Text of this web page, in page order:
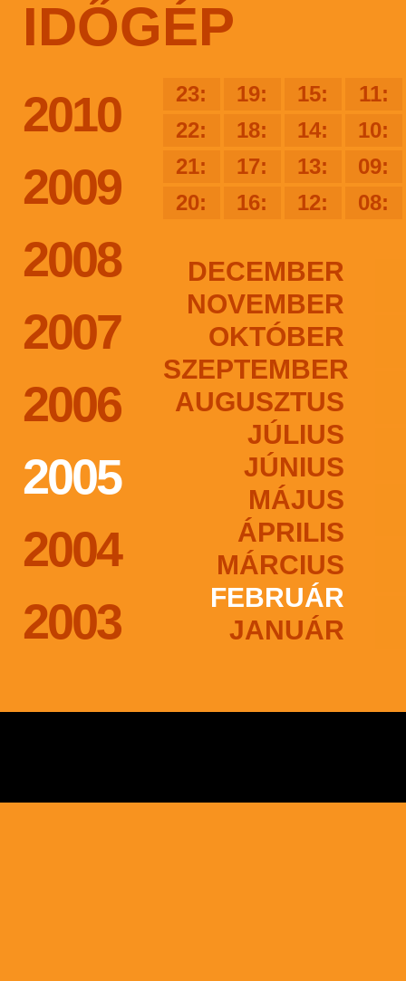
IDŐGÉP
2010
2009
2008
2007
2006
2005
2004
2003
23: 19: 15:
11:
22:
18: 14:
10:
21:
17: 13:
09:
20:
16: 12: 08:
DECEMBER
NOVEMBER
OKTÓBER
SZEPTEMBER
AUGUSZTUS
JÚLIUS
JÚNIUS
MÁJUS
ÁPRILIS
MÁRCIUS
FEBRUÁR
JANUÁR